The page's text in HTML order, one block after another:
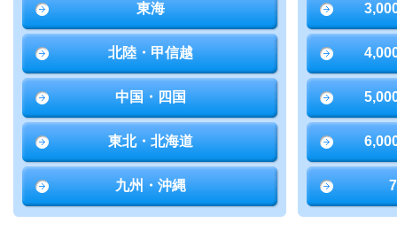
東海
北陸・甲信越
中国・四国
東北・北海道
九州・沖縄